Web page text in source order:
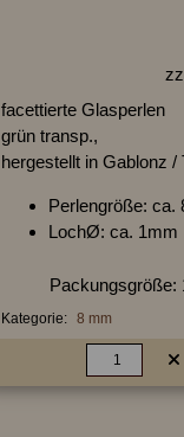
facettierte Glasperlen
grün transp.,
hergestellt in Gablonz /
Perlengröße: ca.
LochØ: ca. 1mm
Packungsgröße:
Kategorie: 8 mm